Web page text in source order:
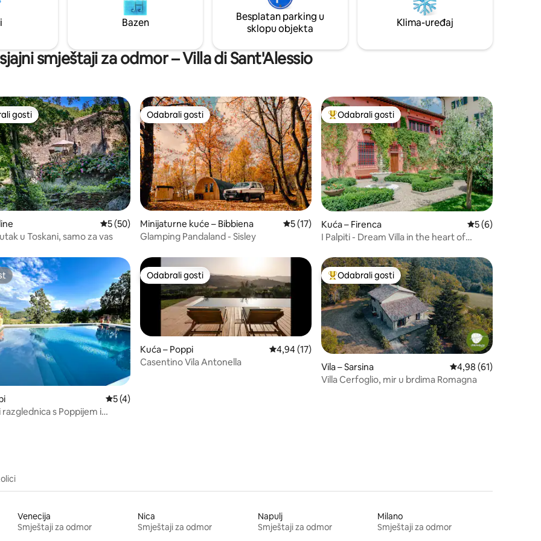
od ulaznih vrata. Kućni
dobrodošli
i zidna kutija za električna vozila.
jednom od vrtnih paviljona vile.
Bazen
Besplatan parking u
sklopu objekta
Klima-uređaj
smještaji za odmor – Villa di Sant'Alessio
recenzija: 53
rangiranima s oznakom „Odabrali gosti”
gosti
Prosječna ocjena: 5/5, recenzija: 50
5 (50)
u Toskani, samo za vas
Odabrali gosti
Odabrali gosti
Minijaturne kuće – Bibbiena Prosječna ocjena: 5/5, recenzija: 17
5 (17)
Glamping Pandaland - Sisley
Među najviše rangiranima s oznakom „Odabrali gosti”
Odabrali gosti
Kuća – Firenca Prosječna
5 (6)
I Palpiti - Dream Villa in the heart of
recenzija: 48
Prosječna ocjena: 5/5, recenzija: 4
5 (4)
s Poppijem i
Odabrali gosti
Odabrali gosti
Kuća – Poppi Prosječna ocjena: 4,94/5, recenzija: 17
4,94 (17)
Casentino Vila Antonella
Među najviše rangiranima s oznakom „Odabrali gosti”
Odabrali gosti
Vila – Sarsina Prosječna ocjena:
4,98 (61)
Villa Cerfoglio, mir u brdima Romagna
Venecija
Smještaji za odmor
Nica
Smještaji za odmor
Napulj
Smještaji za odmor
Milano
Smještaji za odmor